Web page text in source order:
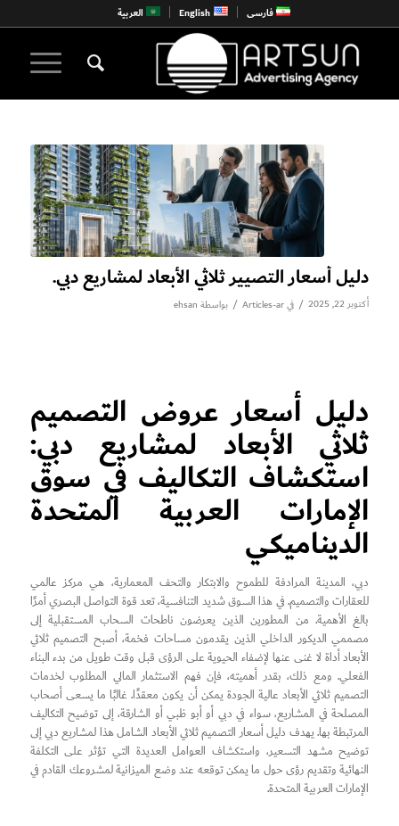
فارسی English العربية
دليل أسعار التصيير ثلاثي الأبعاد لمشاريع دبي.
أكتوبر 22, 2025 / فيArticles-ar
/ بواسطة ehsan
دليل أسعار عروض التصميم
ثلاثي الأبعاد لمشاريع دبي:
استكشاف التكاليف في سوق
الإمارات العربية المتحدة
الديناميكي
دبي، المدينة المرادفة للطموح والابتكار والتحف المعمارية، هي مركز عالمي
للعقارات والتصميم. في هذا السوق شديد التنافسية، تعد قوة التواصل البصري أمرًا
بالغ الأهمية. من المطورين الذين يعرضون ناطحات السحاب المستقبلية إلى
مصممي الديكور الداخلي الذين يقدمون مساحات فخمة، أصبح التصميم ثلاثي
الأبعاد أداة لا غنى عنها لإضفاء الحيوية على الرؤى قبل وقت طويل من بدء البناء
الفعلي. ومع ذلك، بقدر أهميته، فإن فهم الاستثمار المالي المطلوب لخدمات
التصميم ثلاثي الأبعاد عالية الجودة يمكن أن يكون معقدًا. غالبًا ما يسعى أصحاب
المصلحة في المشاريع، سواء في دبي أو أبو ظبي أو الشارقة، إلى توضيح التكاليف
المرتبطة بها. يهدف دليل أسعار التصميم ثلاثي الأبعاد الشامل هذا لمشاريع دبي إلى
توضيح مشهد التسعير، واستكشاف العوامل العديدة التي تؤثر على التكلفة
النهائية وتقديم رؤى حول ما يمكن توقعه عند وضع الميزانية لمشروعك القادم في
الإمارات العربية المتحدة.